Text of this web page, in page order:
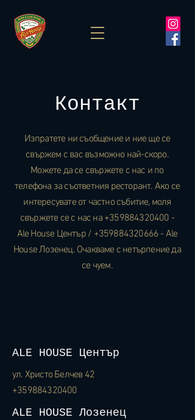
Контакт
Изпратете ни съобщение и ние ще се
свържем с вас възможно най-скоро.
Можете да се свържете с нас и по
телефона за съответния ресторант. Ако се
интересувате от частно събитие, моля
свържете се с нас на +359884320400 -
Ale House Център / +359884320666- Ale
House Лозенец. Очакваме с нетърпение да
се чуем.
ALE HOUSE Център
ул. Христо Белчев 42
+359884320400
ALE HOUSE Лозенец